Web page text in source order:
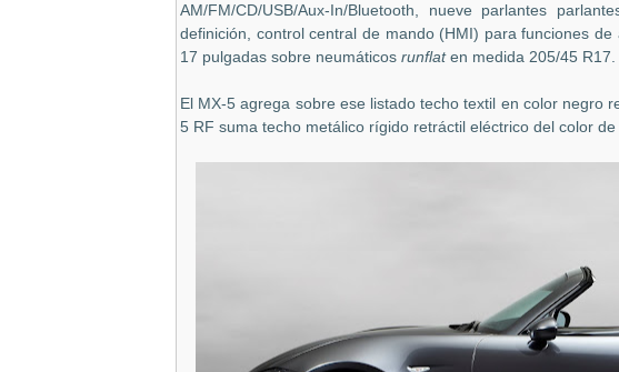
AM/FM/CD/USB/Aux-In/Bluetooth, nueve parlantes
definición, control central de mando (HMI) para funciones
17 pulgadas sobre neumáticos runflaten medida 205/45 R17.
El MX-5 agrega sobre ese listado techo textil en color negro
5 RF suma techo metálico rígido retráctil eléctrico del color de